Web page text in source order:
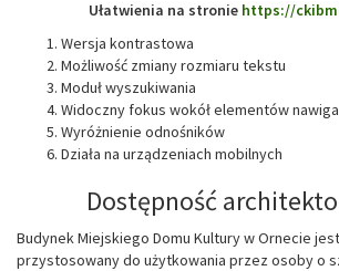
Ułatwienia na stronie https://
Wersja kontrastowa
Możliwość zmiany rozmiaru tekstu
Moduł wyszukiwania
Widoczny fokus wokół elementów
Wyróżnienie odnośników
Działa na urządzeniach mobilnych
Dostępność
Budynek Miejskiego Domu Kultury w Ornecie
przystosowany do użytkowania przez osoby o